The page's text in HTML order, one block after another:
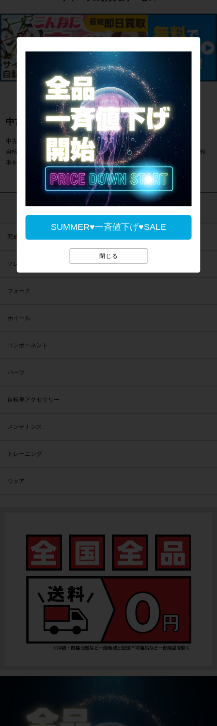
SUMMER♥一斉値下げ♥SALE
閉じる
中古のロードバイク通販のご案内
中古のロードバイク シクロクロス560mm一覧のご案内です。
自転車専門店サイクルパラダイスではシクロクロス560mmなどスポーツ自転
車を通販・販売・買取しています。
カテゴリで探す
完成車
フレーム
フォーク
ホイール
コンポーネント
パーツ
自転車アクセサリー
メンテナンス
トレーニング
ウェア